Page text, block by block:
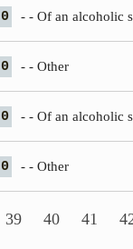
0 - - Of an alcoholic
0 - - Other
0 - - Of an alcoholic
0 - - Other
39 40 41